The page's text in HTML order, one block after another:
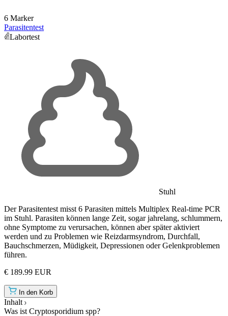
6 Marker
Parasitentest
Labortest
Stuhl
Der Parasitentest misst 6 Parasiten mittels Multiplex Real-time PCR
im Stuhl. Parasiten können lange Zeit, sogar jahrelang, schlummern,
ohne Symptome zu verursachen, können aber später aktiviert
werden und zu Problemen wie Reizdarmsyndrom, Durchfall,
Bauchschmerzen, Müdigkeit, Depressionen oder Gelenkproblemen
führen.
€ 189.99 EUR
In den Korb
Inhalt
Was ist Cryptosporidium spp?